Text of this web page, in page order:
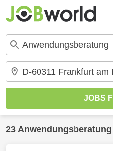
23 Anwendungsberatung